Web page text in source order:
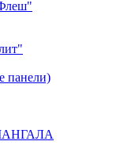
панели)